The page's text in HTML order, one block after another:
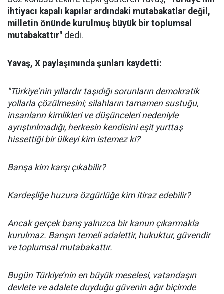
ihtiyacı kapalı kapılar ardındaki mutabakatlar değil,
milletin önünde kurulmuş büyük bir toplumsal
mutabakattır" dedi.
Yavaş, X paylaşımında şunları kaydetti:
"Türkiye’nin yıllardır taşıdığı sorunların demokratik
yollarla çözülmesini; silahların tamamen sustuğu,
insanların kimlikleri ve düşünceleri nedeniyle
ayrıştırılmadığı, herkesin kendisini eşit yurttaş
hissettiği bir ülkeyi kim istemez ki?
Barışa kim karşı çıkabilir?
Kardeşliğe huzura özgürlüğe kim itiraz edebilir?
Ancak gerçek barış yalnızca bir kanun çıkarmakla
kurulmaz. Barışın temeli adalettir, hukuktur, güvendir
ve toplumsal mutabakattır.
Bugün Türkiye’nin en büyük meselesi, vatandaşın
devlete ve adalete duyduğu güvenin ağır biçimde